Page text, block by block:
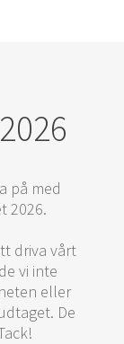
på med
2026.
driva vårt
vi inte
eller
De